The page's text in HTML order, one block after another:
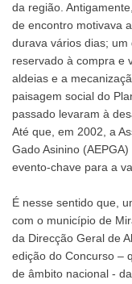
da região.
de encontro motivava
durava vários dias;
reservado à compra e
aldeias e a
paisagem social do
passado levaram à
Até que, em 2002, a
Gado Asinino
evento-chave para a
É nesse sentido que,
com o município de
da Direcção Geral de
edição do Concurso –
de âmbito nacional -